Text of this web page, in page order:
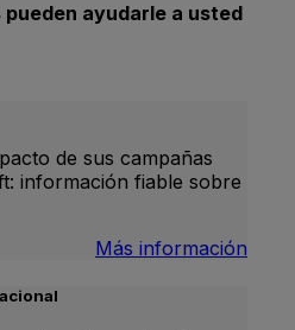
ayudarle a usted
de sus campañas
información fiable sobre
Más información